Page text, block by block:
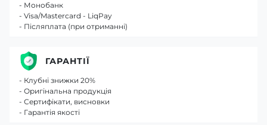
- Монобанк
- Visa/Mastercard - LiqPay
- Післяплата (при отриманні)
ГАРАНТІЇ
- Клубні знижки 20%
- Оригінальна продукція
- Сертифікати, висновки
- Гарантія якості